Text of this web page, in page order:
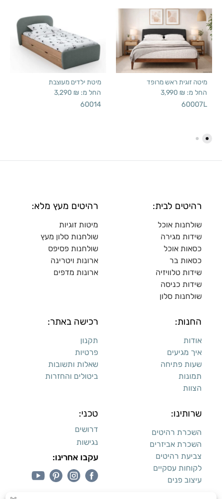
מיטה זוגית ראש מרופד
החל מ: 3,990 ₪
60007L
מיטת ילדים מעוצבת
החל מ: 3,290 ₪
60014
רהיטים לבית:
שולחנות אוכל
שידות מגירה
כסאות אוכל
כסאות בר
שידות טלוויזיה
שידות כניסה
שולחנות סלון
רהיטים מעץ מלא:
מיטות זוגיות
שולחנות סלון מעץ
שולחנות פסיפס
ארונות ויטרינה
ארונות מדפים
החנות:
אודות
איך מגיעים
שעות פתיחה
תמונות
הצוות
רכישה באתר:
תקנון
פרטיות
שאלות ותשובות
ביטולים והחזרות
שרותינו:
השכרת רהיטים
השכרת אביזרים
צביעת רהיטים
לקוחות עסקיים
עיצוב פנים
טכני:
דרושים
נגישות
עקבו אחרינו: